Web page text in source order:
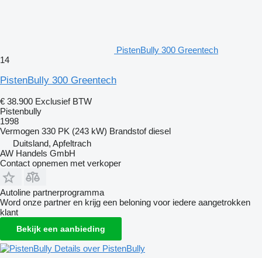
PistenBully 300 Greentech
14
PistenBully 300 Greentech
€ 38.900 Exclusief BTW
Pistenbully
1998
Vermogen 330 PK (243 kW) Brandstof diesel
Duitsland, Apfeltrach
AW Handels GmbH
Contact opnemen met verkoper
Autoline partnerprogramma
Word onze partner en krijg een beloning voor iedere aangetrokken
klant
Bekijk een aanbieding
Details over PistenBully